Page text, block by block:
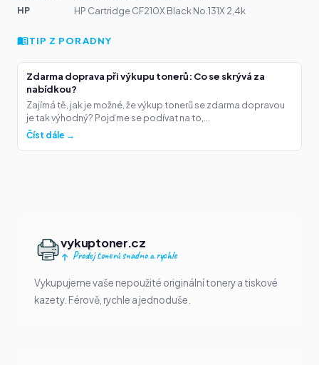
HP
HP Cartridge CF210X Black No.131X 2,4k
TIP Z PORADNY
Zdarma doprava při výkupu tonerů: Co se skrývá za
nabídkou?
Zajímá tě, jak je možné, že výkup tonerů se zdarma dopravou
je tak výhodný? Pojďme se podívat na to,...
Číst dále →
vykuptoner.cz
Prodej tonerů snadno a rychle
Vykupujeme vaše nepoužité originální tonery a tiskové
kazety. Férově, rychle a jednoduše.